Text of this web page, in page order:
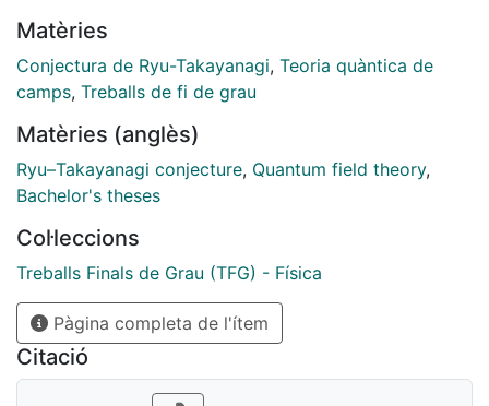
Matèries
Conjectura de Ryu-Takayanagi, Teoria quàntica de
camps, Treballs de fi de grau
Matèries (anglès)
Ryu–Takayanagi conjecture, Quantum field theory,
Bachelor's theses
Col·leccions
Treballs Finals de Grau (TFG) - Física
Pàgina completa de l'ítem
Citació